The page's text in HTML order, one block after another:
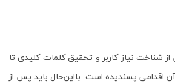
شناخت نیاز کاربر و تحقیق کلمات کلیدی تا
اقدامی پسندیده است. با‌این‌حال باید پس از